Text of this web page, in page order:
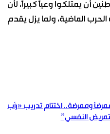
أن يمتلكوا وعياً كبيراً، لأن
الماضية، ولما يزل يقدم
30 ممرضاً وممرضة.. اختتام تدريب «رأب
النفسي”